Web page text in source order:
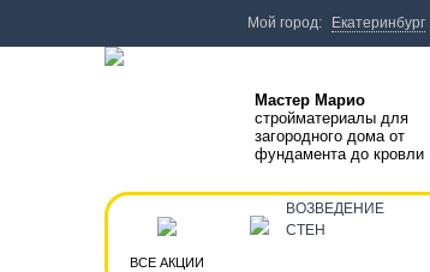
Мастер Марио
стройматериалы для
загородного дома от
фундамента до кровли
ВСЕ АКЦИИ
ВОЗВЕДЕНИЕ
СТЕН
Мой город: Екатеринбург